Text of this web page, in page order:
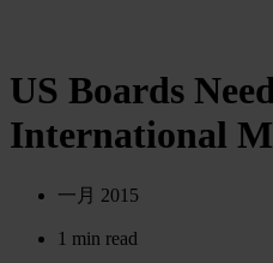
US Boards
International
一月 2015
1 min read